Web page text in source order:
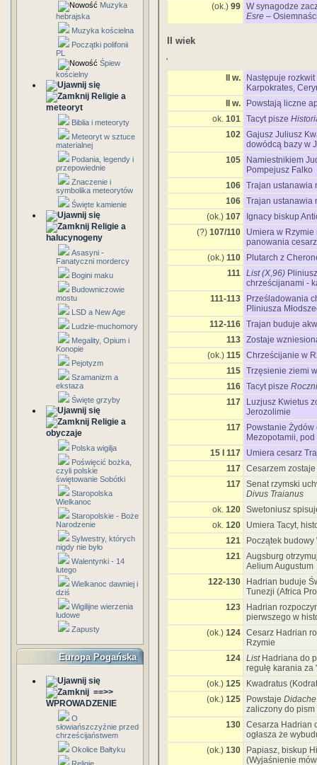
Muzyka
hebrajska
Muzyka kościelna
Początki polifonii
PL
Śpiew
kościelny
Religie a
meteoryt
Biblia i meteoryty
Meteoryt w sztuce
materialnej
Podania, legendy i
przepowiednie
Znaczenie i
symbolika meteorytów
Święte kamienie
Religie a
halucynogeny
Asasyni -
Fanatyczni mordercy
Bogini maku
Budowniczowie
mostu
LSD a New Age
Ludzie-muchomory
Megality, Opium i
Konopie
Pejotyzm
Szamanizm a
ekstaza
Święte grzyby
Religie a
obyczaje
Polska wigilja
Poświęcić bożka,
czyli polskie
świętowanie Sobótki
Staropolska
Wielkanoc
Staropolskie - Boże
Narodzenie
Sylwestry, których
nigdy nie było
Walentynki - 14
lutego
Wielkanoc dawniej i
dziś
Wigilijne wierzenia
ludowe
Zapusty
Europa Pogańska
==>>
WPROWADZENIE
O
słowiańszczyźnie przed
chrześcijaństwem
Okolice Bałtyku
(ok.) 99 W synagodze
Esre –
II wiek
'
II w.
Następuje
Karpokrates,
II w.
Powstają liczne
ok. 101 Tacyt pisze
102 Gajusz Juliusz
dowódcą bazy w
105
Namiestnikiem
Pompejusz Falko
106 Trajan ustanawia
106 Trajan ustanawia
(ok.) 107
Ignacy biskup
(?) 107/110
Umiera w
panowania
(ok.) 110
Plutarch z
111 List (X,96)
chrześcijanami -
111-113
Prześladowania
Pliniusza
112-116 Trajan buduje
113 Zostaje
(ok.) 115 Chrześcijanie w
115 Trzęsienie ziemi
116 Tacyt pisze
117
Luzjusz Kwietus
Jerozolimie
117
Powstanie
Mezopotamii,
15 I 117
Umiera cesarz
117 Cesarzem
117 Senat rzymski
Divus Traianus
ok. 120 Swetoniusz
ok. 120
Umiera Tacyt,
121
Początek budowy
121 Augsburg
Aelium Augustum
122-130
Hadrian buduje
Tunezji (Africa
123
Hadrian
pierwszego w
(ok.) 124 Cesarz Hadrian
Rzymie
124 ListHadriana do
regułę karania
(ok.) 125
Kwadratus
(ok.) 125 Powstaje Didache
zaliczony do
130 Cesarza Hadrian
ogłasza że
(ok.) 130
Papiasz, biskup
(Wyjaśnienie